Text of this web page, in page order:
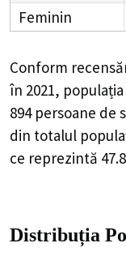
Feminin
Conform
în 2021,
894 persoane de
din totalul
ce reprezintă
Distribuția